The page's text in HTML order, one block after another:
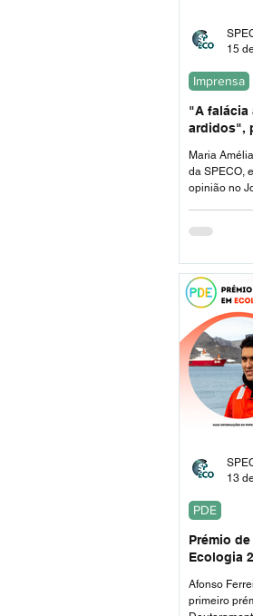
"A falácia
ardidos",
Maria
da SPECO,
opinião no
Imprensa
15
Prémio
Ecologia
Afonso
primeiro
PDE
13